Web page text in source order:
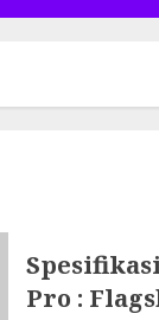
Spesifikasi
Pro :